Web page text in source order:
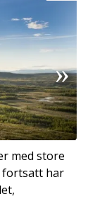
med store
fortsatt har